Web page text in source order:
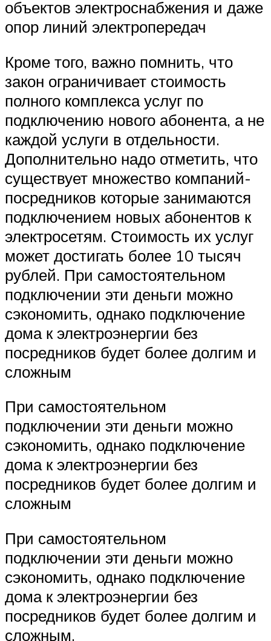
объектов электроснабжения и даже
опор линий электропередач
Кроме того, важно помнить, что
закон ограничивает стоимость
полного комплекса услуг по
подключению нового абонента, а не
каждой услуги в отдельности.
Дополнительно надо отметить, что
существует множество компаний-
посредников которые занимаются
подключением новых абонентов к
электросетям. Стоимость их услуг
может достигать более 10 тысяч
рублей. При самостоятельном
подключении эти деньги можно
сэкономить, однако подключение
дома к электроэнергии без
посредников будет более долгим и
сложным
При самостоятельном
подключении эти деньги можно
сэкономить, однако подключение
дома к электроэнергии без
посредников будет более долгим и
сложным
При самостоятельном
подключении эти деньги можно
сэкономить, однако подключение
дома к электроэнергии без
посредников будет более долгим и
сложным.